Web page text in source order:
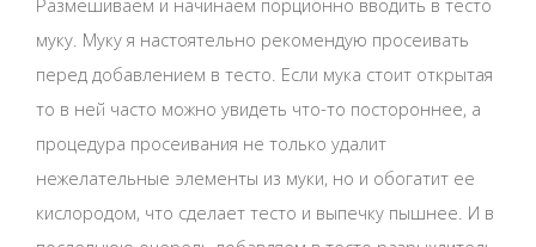
муку. Муку я настоятельно рекомендую просеивать
перед добавлением в тесто. Если мука стоит открытая
то в ней часто можно увидеть что-то постороннее, а
процедура просеивания не только удалит
нежелательные элементы из муки, но и обогатит ее
кислородом, что сделает тесто и выпечку пышнее. И в